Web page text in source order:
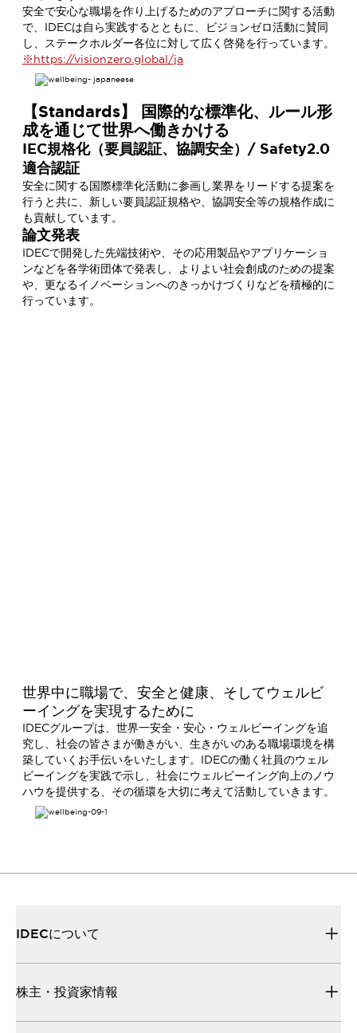
安全で安心な職場を作り上げるためのアプローチに関する活動
で、IDECは自ら実践するとともに、ビジョンゼロ活動に賛同
し、ステークホルダー各位に対して広く啓発を行っています。
※https://visionzero.global/ja
【Standards】 国際的な標準化、ルール形
成を通じて世界へ働きかける
IEC規格化（要員認証、協調安全）/ Safety2.0
適合認証
安全に関する国際標準化活動に参画し業界をリードする提案を
行うと共に、新しい要員認証規格や、協調安全等の規格作成に
も貢献しています。
論文発表
IDECで開発した先端技術や、その応用製品やアプリケーショ
ンなどを各学術団体で発表し、よりよい社会創成のための提案
や、更なるイノベーションへのきっかけづくりなどを積極的に
行っています。
保有している製品や、安全に関する国際規格の読み解き
方など、わかりやすさをモットーとして各種メディアを
通じた情報発信を行っています。
世界中に職場で、安全と健康、そしてウェルビ
ーイングを実現するために
IDECグループは、世界一安全・安心・ウェルビーイングを追
究し、社会の皆さまが働きがい、生きがいのある職場環境を構
築していくお手伝いをいたします。IDECの働く社員のウェル
ビーイングを実践で示し、社会にウェルビーイング向上のノウ
ハウを提供する、その循環を大切に考えて活動していきます。
IDECについて
株主・投資家情報